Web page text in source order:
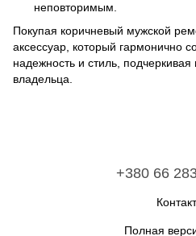
неповторимым.
Покупая коричневый мужской
аксессуар, который гармонично
надежность и стиль, подчеркивая
владельца.
+380 66
Полная